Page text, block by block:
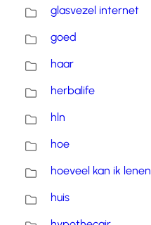
glasvezel internet
goed
haar
herbalife
hln
hoe
hoeveel kan ik lenen
huis